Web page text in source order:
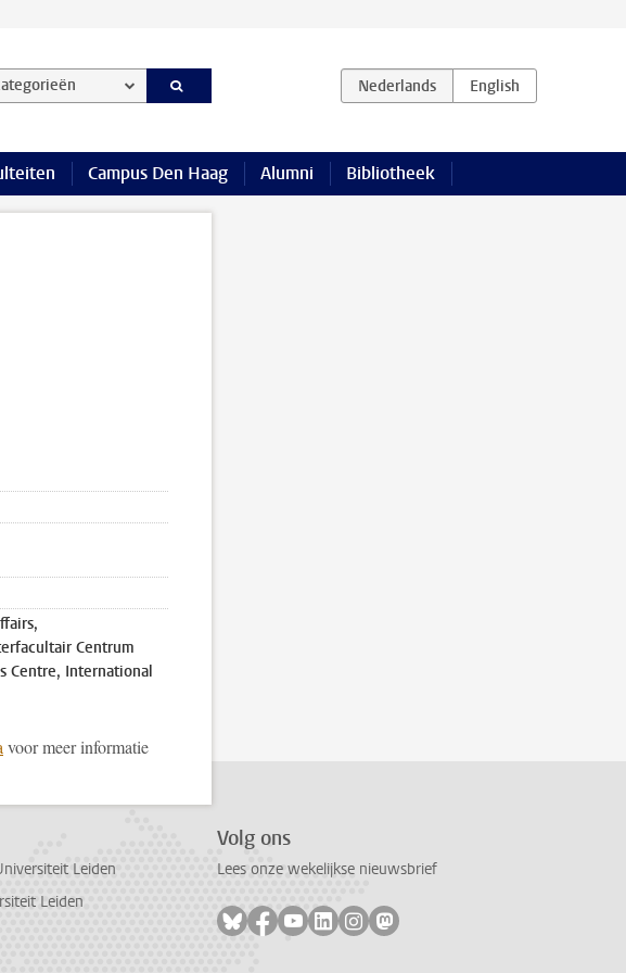
Campus Den Haag Alumni Bibliotheek
Centrum
Centre, International
voor meer informatie
Leiden
Leiden
Volg ons
Lees onze wekelijkse nieuwsbrief
Volg ons op bluesky
Volg ons op facebook
Volg ons op youtube
Volg ons op linkedin
Volg ons op instagram
Volg ons op mastodon